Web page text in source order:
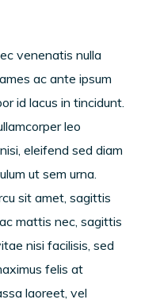
venenatis nulla
ac ante ipsum
id lacus in tincidunt.
leo
eleifend sed diam
ut sem urna.
sit amet, sagittis
mattis nec, sagittis
nisi facilisis, sed
felis at
laoreet, vel